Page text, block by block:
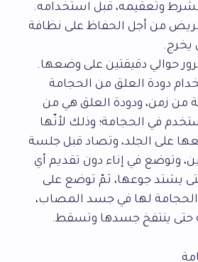
وتعقيمه، قبل استخدامه.
من أجل الحفاظ على نظافة
يخرج.
حوالي دقيقتين على وضعها.
دودة العلق من الحجامة
من زمن، ودودة العلق هي من
في الحجامة؛ وذلك لأنّها
على الجلد، وتصاد قبل جلسة
وتوضع في إناء دون تقديم أي
يشتد جوعها، ثمّ توضع على
الحجامة لها في جسد المصاب،
حتى ينتفخ جسدها وتسقط.